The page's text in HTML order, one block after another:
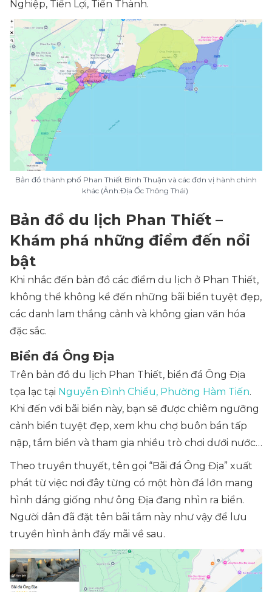
Nghiệp, Tiến Lợi, Tiến Thành.
Bản đồ thành phố Phan Thiết Bình Thuận và các đơn vị hành chính
khác (Ảnh:Địa Ốc Thông Thái)
Bản đồ du lịch Phan Thiết –
Khám phá những điểm đến nổi
bật
Khi nhắc đến bản đồ các điểm du lịch ở Phan Thiết,
không thể không kể đến những bãi biển tuyệt đẹp,
các danh lam thắng cảnh và không gian văn hóa
đặc sắc.
Biển đá Ông Địa
Trên bản đồ du lịch Phan Thiết, biển đá Ông Địa
tọa lạc tại Nguyễn Đình Chiểu, Phường Hàm Tiến.
Khi đến với bãi biển này, bạn sẽ được chiêm ngưỡng
cảnh biển tuyệt đẹp, xem khu chợ buôn bán tấp
nập, tắm biển và tham gia nhiều trò chơi dưới nước…
Theo truyền thuyết, tên gọi “Bãi đá Ông Địa” xuất
phát từ việc nơi đây từng có một hòn đá lớn mang
hình dáng giống như ông Địa đang nhìn ra biển.
Người dân đã đặt tên bãi tắm này như vậy để lưu
truyền hình ảnh đấy mãi về sau.